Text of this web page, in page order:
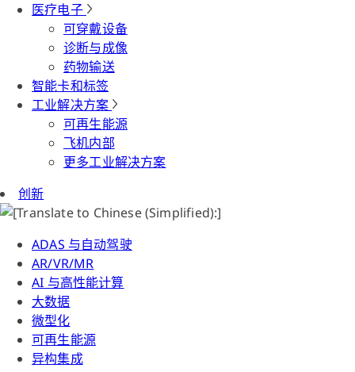
医疗电子
可穿戴设备
诊断与成像
药物输送
智能卡和标签
工业解决方案
可再生能源
飞机内部
更多工业解决方案
创新
ADAS 与自动驾驶
AR/VR/MR
AI 与高性能计算
大数据
微型化
可再生能源
异构集成